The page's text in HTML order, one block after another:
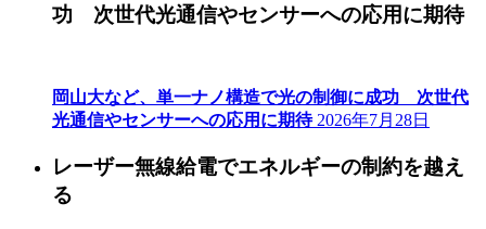
功 次世代光通信やセンサーへの応用に期待
岡山大など、単一ナノ構造で光の制御に成功 次世代
光通信やセンサーへの応用に期待 2026年7月28日
レーザー無線給電でエネルギーの制約を越え
る